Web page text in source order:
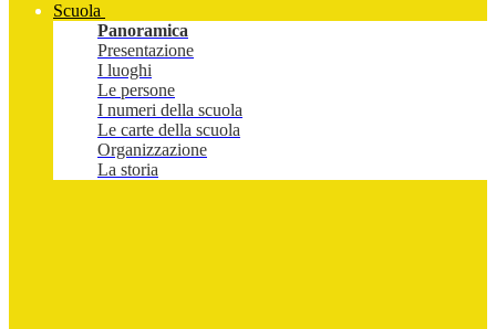
Scuola
Panoramica
Presentazione
I luoghi
Le persone
I numeri della scuola
Le carte della scuola
Organizzazione
La storia